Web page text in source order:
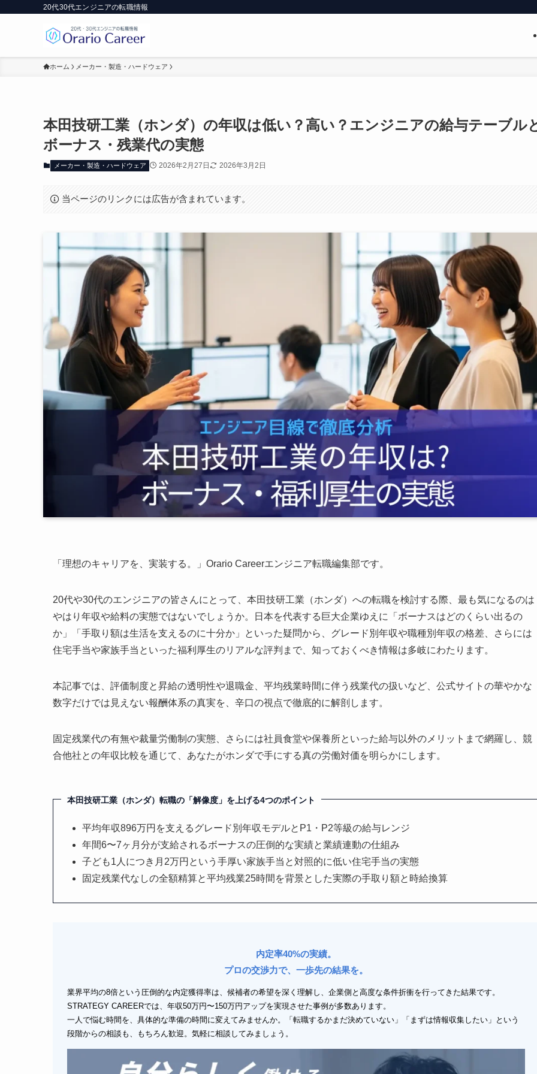
20代30代エンジニアの転職情報
ホーム メーカー・製造・ハードウェア
本田技研工業（ホンダ）の年収は低い？高い？エンジニアの給与テーブル
ボーナス・残業代の実態
メーカー・製造・ハードウェア 2026年2月27日 2026年3月2日
当ページのリンクには広告が含まれています。
「理想のキャリアを、実装する。」Orario Careerエンジニア転職編集部です。
20代や30代のエンジニアの皆さんにとって、本田技研工業（ホンダ）への転職を検討する際、最も気になるのは
やはり年収や給料の実態ではないでしょうか。日本を代表する巨大企業ゆえに「ボーナスはどのくらい出るの
か」「手取り額は生活を支えるのに十分か」といった疑問から、グレード別年収や職種別年収の格差、さらには
住宅手当や家族手当といった福利厚生のリアルな評判まで、知っておくべき情報は多岐にわたります。
本記事では、評価制度と昇給の透明性や退職金、平均残業時間に伴う残業代の扱いなど、公式サイトの華やかな
数字だけでは見えない報酬体系の真実を、辛口の視点で徹底的に解剖します。
固定残業代の有無や裁量労働制の実態、さらには社員食堂や保養所といった給与以外のメリットまで網羅し、競
合他社との年収比較を通じて、あなたがホンダで手にする真の労働対価を明らかにします。
本田技研工業（ホンダ）転職の「解像度」を上げる4つのポイント
平均年収896万円を支えるグレード別年収モデルとP1・P2等級の給与レンジ
年間6〜7ヶ月分が支給されるボーナスの圧倒的な実績と業績連動の仕組み
子ども1人につき月2万円という手厚い家族手当と対照的に低い住宅手当の実態
固定残業代なしの全額精算と平均残業25時間を背景とした実際の手取り額と時給換算
内定率40%の実績。
プロの交渉力で、一歩先の結果を。
業界平均の8倍という圧倒的な内定獲得率は、候補者の希望を深く理解し、企業側と高度な条件折衝を行ってきた結果です。
STRATEGY CAREERでは、年収50万円〜150万円アップを実現させた事例が多数あります。
一人で悩む時間を、具体的な準備の時間に変えてみませんか。「転職するかまだ決めていない」「まずは情報収集したい」という
段階からの相談も、もちろん歓迎。気軽に相談してみましょう。